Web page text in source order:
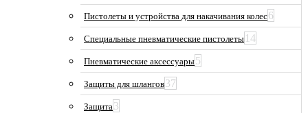
Пистолеты и устройства для накачивания колес6
Специальные пневматические пистолеты 14
Пневматические аксессуары5
Защиты для шлангов37
Защита3